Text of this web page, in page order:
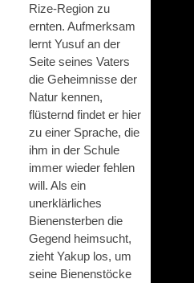
Rize-Region zu
ernten. Aufmerksam
lernt Yusuf an der
Seite seines Vaters
die Geheimnisse der
Natur kennen,
flüsternd findet er hier
zu einer Sprache, die
ihm in der Schule
immer wieder fehlen
will. Als ein
unerklärliches
Bienensterben die
Gegend heimsucht,
zieht Yakup los, um
seine Bienenstöcke